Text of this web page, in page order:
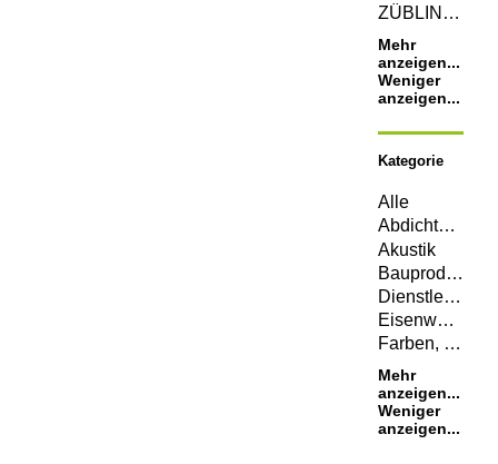
ZÜBLIN Timber GmbH
Mehr
anzeigen...
Weniger
anzeigen...
Kategorie
Alle
Abdichtungen
Akustik
Bauprodukte
Dienstleistungen
Eisenwaren
Farben, Lacke, Öle
Mehr
anzeigen...
Weniger
anzeigen...